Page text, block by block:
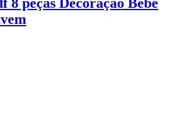
peças Decoração Bebê